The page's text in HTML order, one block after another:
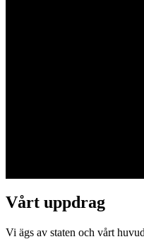
Sedan vi startade
Vårt uppdrag
Vi ägs av staten och vårt